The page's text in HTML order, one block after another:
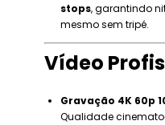
stops, garantindo
mesmo sem tripé.
Vídeo
Gravação 4K 60p
Qualidade